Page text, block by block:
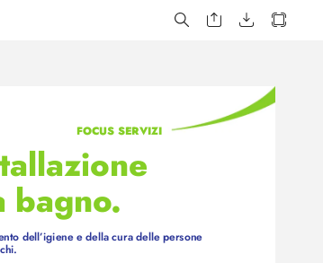
FOCUS SERVIZI
dell’igiene e della cura delle persone
bagno.